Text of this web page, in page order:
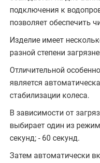
подключения к
позволяет обеспечить
Изделие имеет
разной степени
Отличительной
является
стабилизации колеса.
В зависимости от
выбирает один из
секунд; - 60 секунд.
Затем автоматически